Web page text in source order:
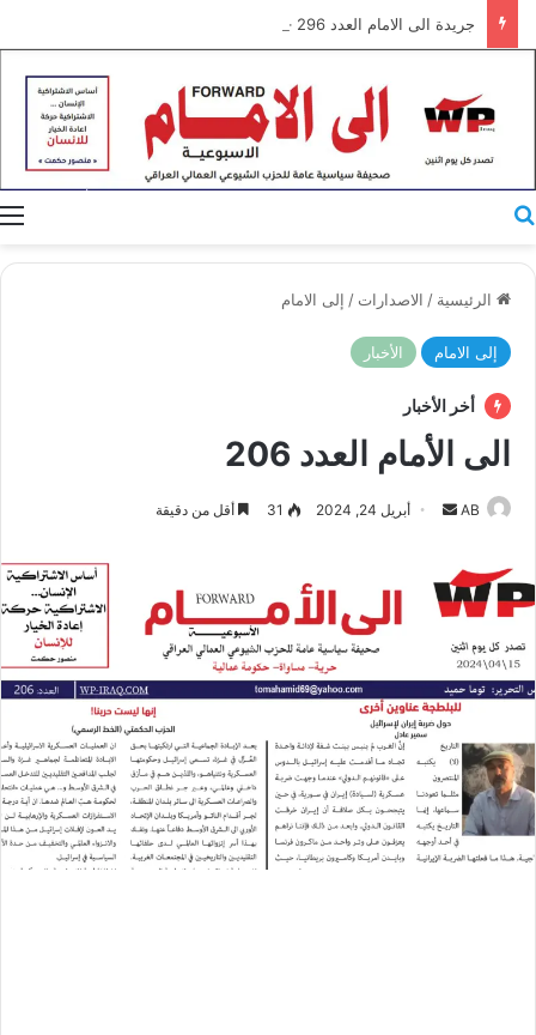
جريدة الى الامام العدد 296 – 28/07/2026
الرئيسية / الاصدارات / إلى الامام
إلى الامام الأخبار
أخر الأخبار
الى الأمام العدد 206
AB
أرسل أبريل 24, 2024 31 أقل من دقيقة